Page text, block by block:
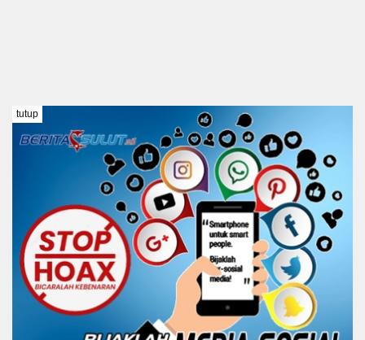
TENTANG KAMI REDAKSI
DISCLAIMER
PEDOMAN MEDIA SIBER
KODE ETIK
tutup